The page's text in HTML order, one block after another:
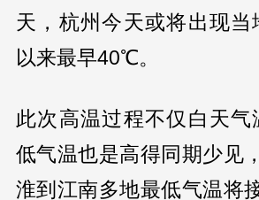
天，杭州今天或将出现当
以来最早40℃。
此次高温过程不仅白天气
低气温也是高得同期少见
淮到江南多地最低气温将